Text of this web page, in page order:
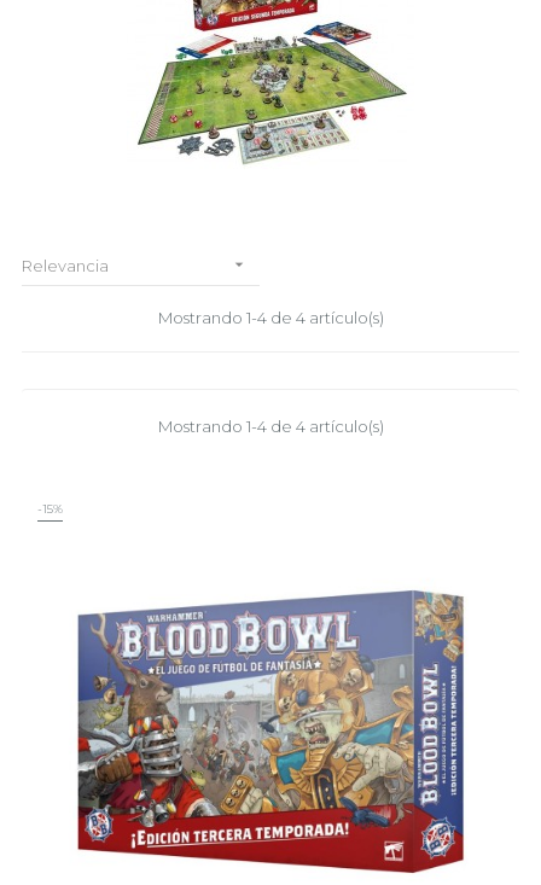
Relevancia 
Mostrando 1-4 de 4 artículo(s)
Mostrando 1-4 de 4 artículo(s)
-15%